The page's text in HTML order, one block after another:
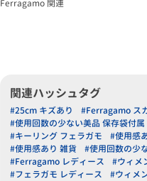
Ferragamo 関連
関連ハッシュタグ
#25cm キズあり #Ferragamo ス
#使用回数の少ない美品 保存袋付属
#キーリング フェラガモ
#使用感
#使用感あり 雑貨
#使用回数の少
#Ferragamo レディース
#ウィメ
#フェラガモ レディース
#ウィメ